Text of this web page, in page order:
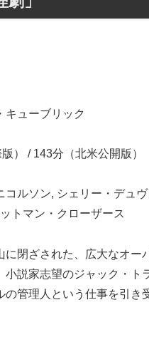
キューブリック
） / 143分（北米公開版）
コルソン, シェリー・デュ
トマン・クローザース
に閉ざされた、広大なオー
小説家志望のジャック・ト
の管理人という仕事を引き